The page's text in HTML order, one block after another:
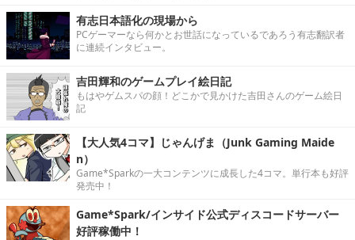
有志日本語化の現場から
PCゲーマーなら何かとお世話になっているであろう有志翻訳者
に連続インタビュー。
吉田輝和のゲームプレイ絵日記
もはやゲムスパの顔！どこかで見かけた吉田さんのゲーム絵日
記
【大人気4コマ】じゃんげま（Junk Gaming Maide
n）
Game*Sparkの一大コンテンツに成長した4コマ。単行本も好評
発売中！
Game*Spark/インサイド公式ディスコードサーバー
好評稼働中！